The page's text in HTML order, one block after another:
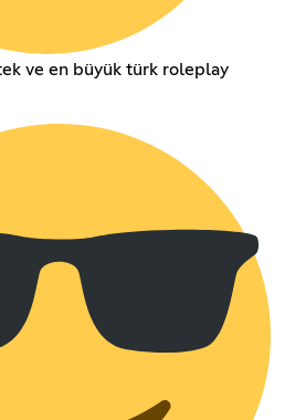
ve en büyük türk roleplay